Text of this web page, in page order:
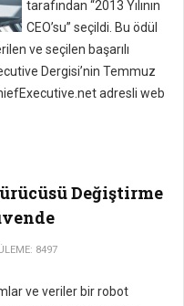
tarafından “2013 Yılının
CEO’su” seçildi. Bu ödül
ve seçilen başarılı
Dergisi’nin Temmuz
adresli web
Değiştirme
8497
ve veriler bir robot